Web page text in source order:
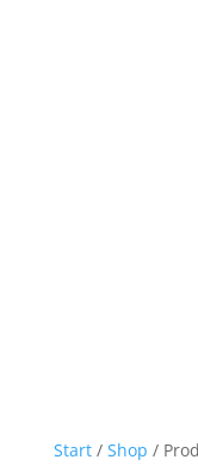
Start/ Shop /